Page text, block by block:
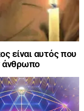
είναι αυτός που
άνθρωπο